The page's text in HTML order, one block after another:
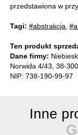
przedstawiona w
Tagi: #abstrakcja,
Ten produkt
Dane firmy:
Norwida 4/43, 38-
NIP: 738-190-99-97
Inne